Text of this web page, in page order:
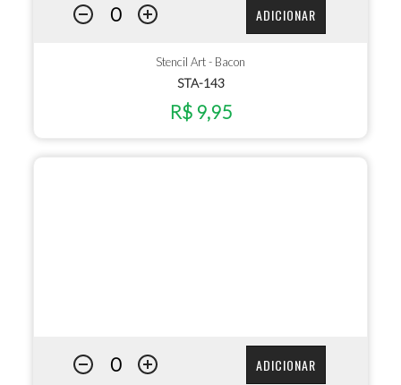
ADICIONAR
Stencil Art - Bacon
STA-143
R$ 9,95
ADICIONAR